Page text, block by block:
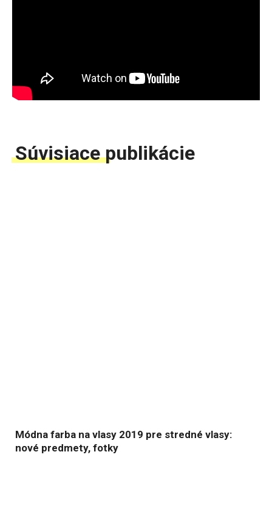
Súvisiace publikácie
Módna farba na vlasy 2019 pre stredné vlasy:
nové predmety, fotky